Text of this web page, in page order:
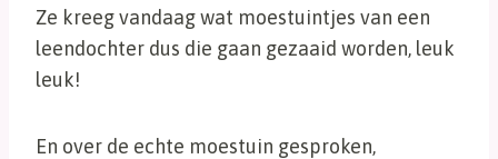
Ze kreeg vandaag wat moestuintjes van een
leendochter dus die gaan gezaaid worden, leuk
leuk!
En over de echte moestuin gesproken,